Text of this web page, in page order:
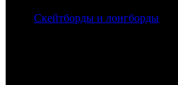
Скейтборды и лонгборды